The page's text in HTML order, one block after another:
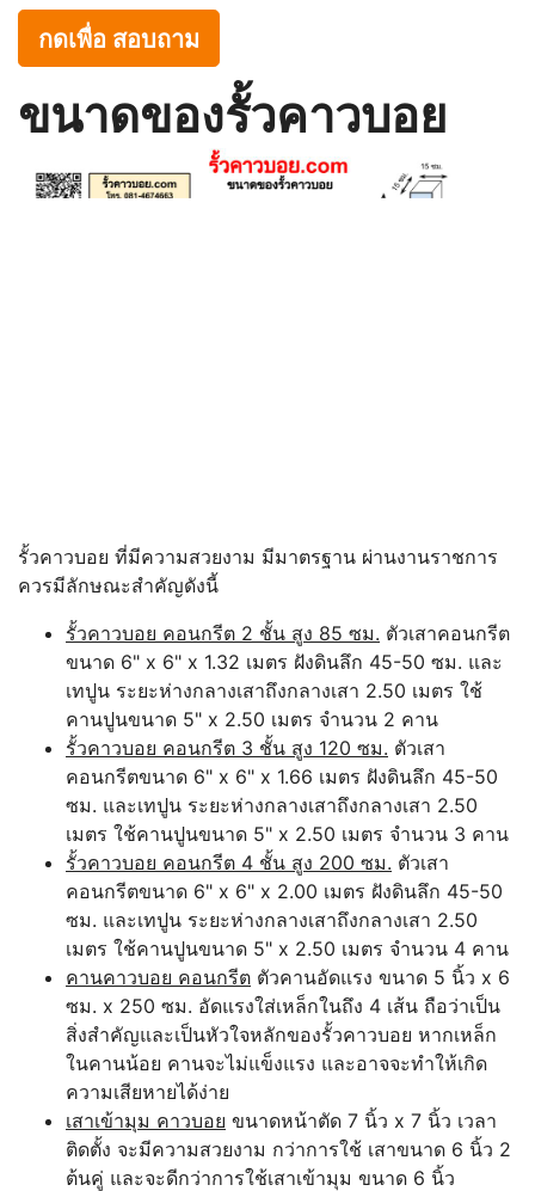
กดเพื่อ สอบถาม
ขนาดของรั้วคาวบอย
รั้วคาวบอย ที่มีความสวยงาม มีมาตรฐาน ผ่านงานราชการ
ควรมีลักษณะสำคัญดังนี้
รั้วคาวบอย คอนกรีต 2 ชั้น สูง 85 ซม. ตัวเสาคอนกรีต
ขนาด 6" x 6" x 1.32 เมตร ฝังดินลึก 45-50 ซม. และ
เทปูน ระยะห่างกลางเสาถึงกลางเสา 2.50 เมตร ใช้
คานปูนขนาด 5" x 2.50 เมตร จำนวน 2 คาน
รั้วคาวบอย คอนกรีต 3 ชั้น สูง 120 ซม. ตัวเสา
คอนกรีตขนาด 6" x 6" x 1.66 เมตร ฝังดินลึก 45-50
ซม. และเทปูน ระยะห่างกลางเสาถึงกลางเสา 2.50
เมตร ใช้คานปูนขนาด 5" x 2.50 เมตร จำนวน 3 คาน
รั้วคาวบอย คอนกรีต 4 ชั้น สูง 200 ซม. ตัวเสา
คอนกรีตขนาด 6" x 6" x 2.00 เมตร ฝังดินลึก 45-50
ซม. และเทปูน ระยะห่างกลางเสาถึงกลางเสา 2.50
เมตร ใช้คานปูนขนาด 5" x 2.50 เมตร จำนวน 4 คาน
คานคาวบอย คอนกรีต ตัวคานอัดแรง ขนาด 5 นิ้ว x 6
ซม. x 250 ซม. อัดแรงใส่เหล็กในถึง 4 เส้น ถือว่าเป็น
สิ่งสำคัญและเป็นหัวใจหลักของรั้วคาวบอย หากเหล็ก
ในคานน้อย คานจะไม่แข็งแรง และอาจจะทำให้เกิด
ความเสียหายได้ง่าย
เสาเข้ามุม คาวบอย ขนาดหน้าตัด 7 นิ้ว x 7 นิ้ว เวลา
ติดตั้ง จะมีความสวยงาม กว่าการใช้ เสาขนาด 6 นิ้ว 2
ต้นคู่ และจะดีกว่าการใช้เสาเข้ามุม ขนาด 6 นิ้ว